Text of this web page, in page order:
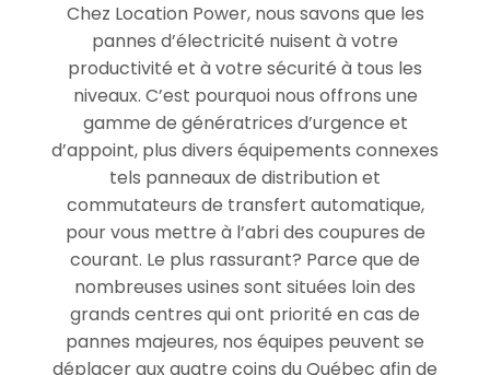
Chez Location Power, nous savons que les
pannes d’électricité nuisent à votre
productivité et à votre sécurité à tous les
niveaux. C’est pourquoi nous offrons une
gamme de génératrices d’urgence et
d’appoint, plus divers équipements connexes
tels panneaux de distribution et
commutateurs de transfert automatique,
pour vous mettre à l’abri des coupures de
courant. Le plus rassurant? Parce que de
nombreuses usines sont situées loin des
grands centres qui ont priorité en cas de
pannes majeures, nos équipes peuvent se
déplacer aux quatre coins du Québec afin de